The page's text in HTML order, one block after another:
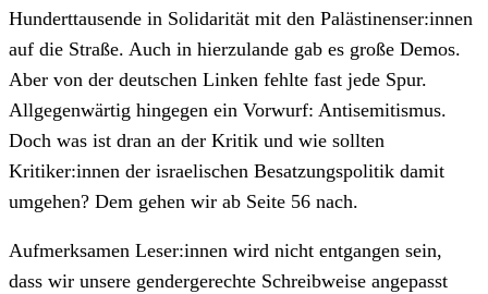
Hunderttausende in Solidarität mit den Palästinenser:innen
auf die Straße. Auch in hierzulande gab es große Demos.
Aber von der deutschen Linken fehlte fast jede Spur.
Allgegenwärtig hingegen ein Vorwurf: Antisemitismus.
Doch was ist dran an der Kritik und wie sollten
Kritiker:innen der israelischen Besatzungspolitik damit
umgehen? Dem gehen wir ab Seite 56 nach.
Aufmerksamen Leser:innen wird nicht entgangen sein,
dass wir unsere gendergerechte Schreibweise angepasst